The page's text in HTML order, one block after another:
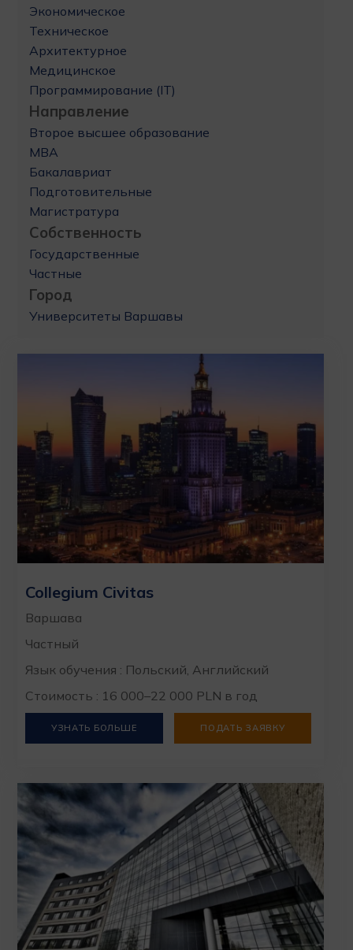
Экономическое
Техническое
Архитектурное
Медицинское
Программирование (IT)
Направление
Второе высшее образование
MBA
Бакалавриат
Подготовительные
Магистратура
Собственность
Государственные
Частные
Город
Университеты Варшавы
Collegium Civitas
Варшава
Частный
Язык обучения : Польский, Английский
Стоимость : 16 000–22 000 PLN в год
УЗНАТЬ БОЛЬШЕ ПОДАТЬ ЗАЯВКУ